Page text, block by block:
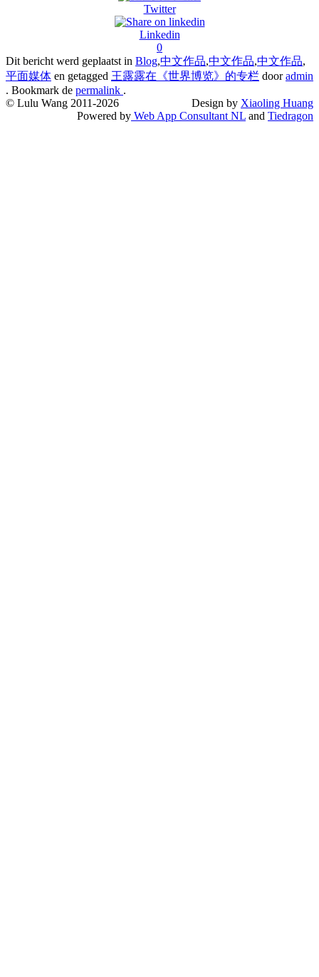
Twitter
Linkedin
0
Dit bericht werd geplaatst in Blog,中文作品,中文作品,中文作品,
平面媒体 en getagged 王露露在《世界博览》的专栏 dooradmin
. Bookmark de permalink .
© Lulu Wang 2011-2026
Design by Xiaoling Huang
Powered by Web App Consultant NL and Tiedragon